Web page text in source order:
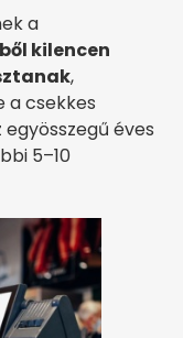
a
kilencen
,
a csekkes
egyösszegű éves
5–10